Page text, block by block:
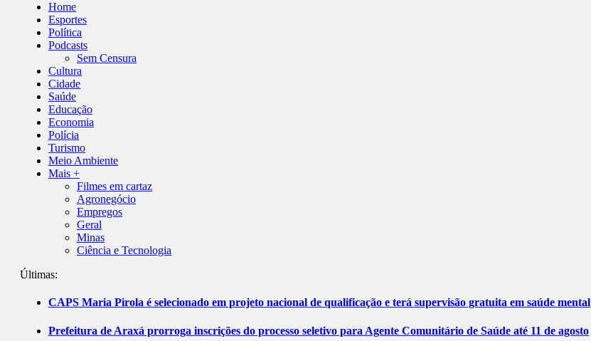
Home
Esportes
Política
Podcasts
Sem Censura
Cultura
Cidade
Saúde
Educação
Economia
Polícia
Turismo
Meio Ambiente
Mais +
Filmes em cartaz
Agronegócio
Empregos
Geral
Minas
Ciência e Tecnologia
Últimas:
CAPS Maria Pirola é selecionado em projeto nacional de qualificação e terá supervisão gratuita em saúde mental
Prefeitura de Araxá prorroga inscrições do processo seletivo para Agente Comunitário de Saúde até 11 de agosto